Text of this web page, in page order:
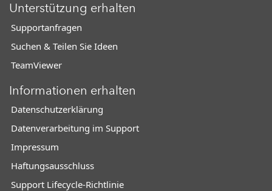
Unterstützung erhalten
Supportanfragen
Suchen & Teilen Sie Ideen
TeamViewer
Informationen erhalten
Datenschutzerklärung
Datenverarbeitung im Support
Impressum
Haftungsausschluss
Support Lifecycle-Richtlinie